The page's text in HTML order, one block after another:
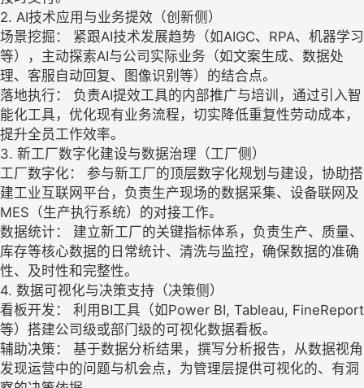
2. AI技术应用与业务提效（创新侧）
场景挖掘： 紧跟AI技术发展趋势（如AIGC、RPA、机器学习
等），主动探索AI与公司实际业务（如文案生成、数据处
理、客服自动回复、图像识别等）的结合点。
落地执行： 负责AI提效工具的内部推广与培训，通过引入智
能化工具，优化现有业务流程，切实降低重复性劳动成本，
提升全员工作效率。
3. 新工厂数字化建设与数据治理（工厂侧）
工厂数字化： 参与新工厂的顶层数字化规划与建设，协助搭
建工业互联网平台，负责生产现场的数据采集、设备联网及
MES（生产执行系统）的对接工作。
数据统计： 建立新工厂的关键指标体系，负责生产、质量、
库存等核心数据的日常统计、清洗与监控，确保数据的准确
性、及时性和完整性。
4. 数据可视化与决策支持（决策侧）
看板开发： 利用BI工具（如Power BI, Tableau, FineReport
等）搭建公司级或部门级的可视化数据看板。
辅助决策： 基于数据分析结果，撰写分析报告，从数据视角
发现运营中的问题与机会点，为管理层提供可视化的、有洞